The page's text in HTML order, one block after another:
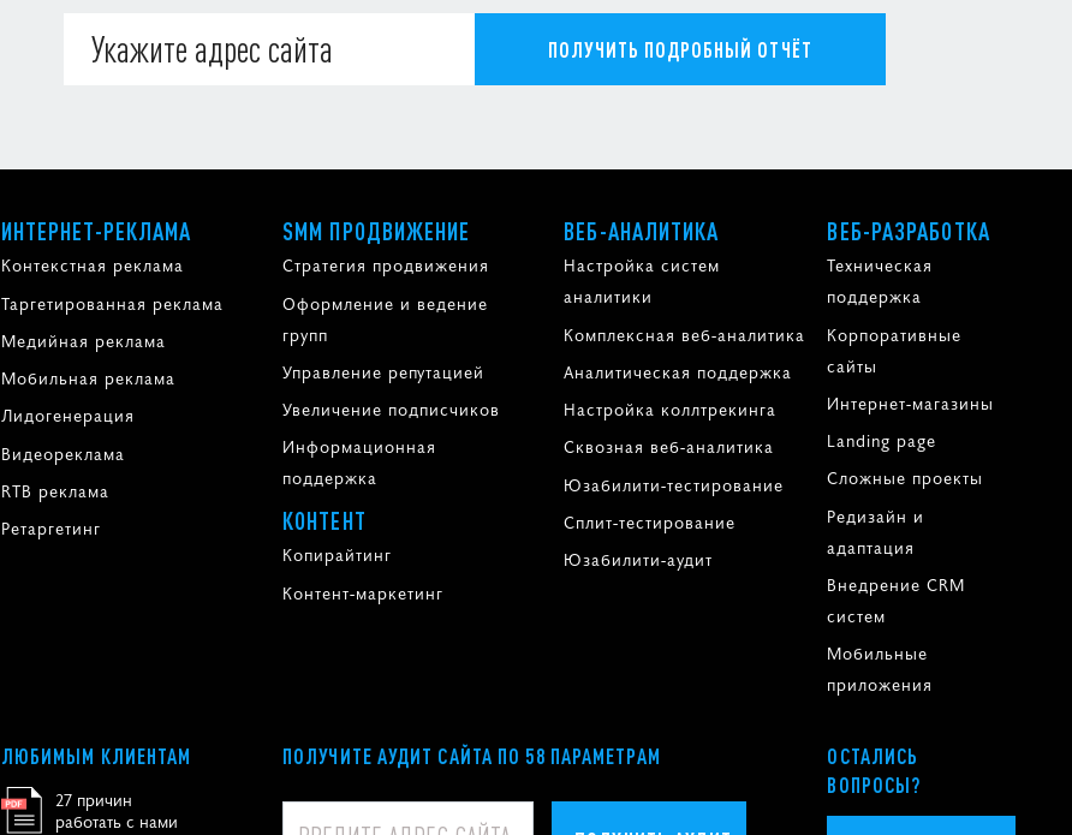
ПОЛУЧИТЬ ПОДРОБНЫЙ ОТЧЁТ
ИНТЕРНЕТ-РЕКЛАМА
Контекстная реклама
Таргетированная реклама
Медийная реклама
Мобильная реклама
Лидогенерация
Видеореклама
RTB реклама
Ретаргетинг
SMM ПРОДВИЖЕНИЕ
Стратегия продвижения
Оформление и ведение
групп
Управление репутацией
Увеличение подписчиков
Информационная
поддержка
КОНТЕНТ
Копирайтинг
Контент-маркетинг
ВЕБ-АНАЛИТИКА
Настройка систем
аналитики
Комплексная веб-аналитика
Аналитическая поддержка
Настройка коллтрекинга
Сквозная веб-аналитика
Юзабилити-тестирование
Сплит-тестирование
Юзабилити-аудит
ВЕБ-РАЗРАБОТКА
Техническая
поддержка
Корпоративные
сайты
Интернет-магазины
Landing page
Сложные проекты
Редизайн и
адаптация
Внедрение CRM
систем
Мобильные
приложения
ЛЮБИМЫМ КЛИЕНТАМ
27 причин
работать с нами
ПОЛУЧИТЕ АУДИТ САЙТА ПО 58 ПАРАМЕТРАМ
ОСТАЛИСЬ
ВОПРОСЫ?